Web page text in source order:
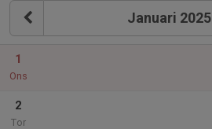
Januari 2025
1
Ons
2
Tor